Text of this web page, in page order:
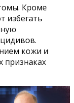
Кроме
избегать
кожи и
признаках